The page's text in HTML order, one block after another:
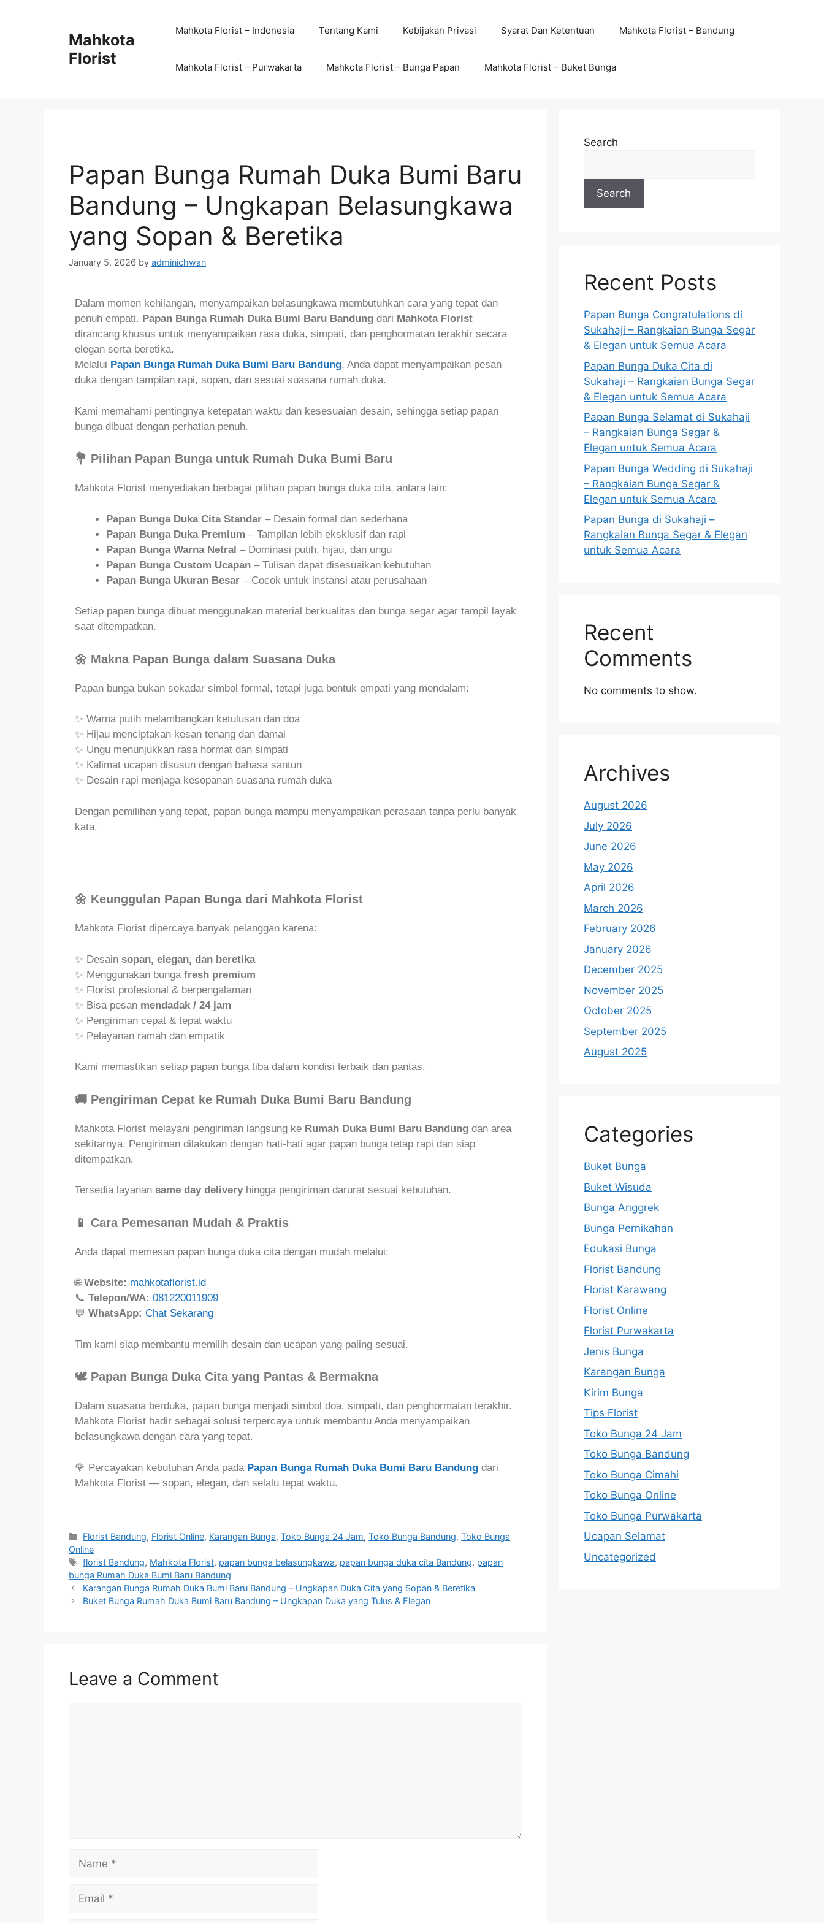
Mahkota
Florist
Mahkota Florist – Indonesia Tentang Kami Kebijakan Privasi Syarat Dan Ketentuan Mahkota Florist – Bandung
Mahkota Florist – Purwakarta Mahkota Florist – Bunga Papan Mahkota Florist – Buket Bunga
Papan Bunga Rumah Duka Bumi Baru
Bandung – Ungkapan Belasungkawa
yang Sopan & Beretika
January 5, 2026 by adminichwan
Dalam momen kehilangan, menyampaikan belasungkawa membutuhkan cara yang tepat dan
penuh empati. Papan Bunga Rumah Duka Bumi Baru Bandung dari Mahkota Florist
dirancang khusus untuk menyampaikan rasa duka, simpati, dan penghormatan terakhir secara
elegan serta beretika.
Melalui Papan Bunga Rumah Duka Bumi Baru Bandung, Anda dapat menyampaikan pesan
duka dengan tampilan rapi, sopan, dan sesuai suasana rumah duka.
Kami memahami pentingnya ketepatan waktu dan kesesuaian desain, sehingga setiap papan
bunga dibuat dengan perhatian penuh.
💐 Pilihan Papan Bunga untuk Rumah Duka Bumi Baru
Mahkota Florist menyediakan berbagai pilihan papan bunga duka cita, antara lain:
Papan Bunga Duka Cita Standar – Desain formal dan sederhana
Papan Bunga Duka Premium – Tampilan lebih eksklusif dan rapi
Papan Bunga Warna Netral – Dominasi putih, hijau, dan ungu
Papan Bunga Custom Ucapan – Tulisan dapat disesuaikan kebutuhan
Papan Bunga Ukuran Besar – Cocok untuk instansi atau perusahaan
Setiap papan bunga dibuat menggunakan material berkualitas dan bunga segar agar tampil layak
saat ditempatkan.
🌼 Makna Papan Bunga dalam Suasana Duka
Papan bunga bukan sekadar simbol formal, tetapi juga bentuk empati yang mendalam:
✨ Warna putih melambangkan ketulusan dan doa
✨ Hijau menciptakan kesan tenang dan damai
✨ Ungu menunjukkan rasa hormat dan simpati
✨ Kalimat ucapan disusun dengan bahasa santun
✨ Desain rapi menjaga kesopanan suasana rumah duka
Dengan pemilihan yang tepat, papan bunga mampu menyampaikan perasaan tanpa perlu banyak
kata.
🌼 Keunggulan Papan Bunga dari Mahkota Florist
Mahkota Florist dipercaya banyak pelanggan karena:
✨ Desain sopan, elegan, dan beretika
✨ Menggunakan bunga fresh premium
✨ Florist profesional & berpengalaman
✨ Bisa pesan mendadak / 24 jam
✨ Pengiriman cepat & tepat waktu
✨ Pelayanan ramah dan empatik
Kami memastikan setiap papan bunga tiba dalam kondisi terbaik dan pantas.
🚚 Pengiriman Cepat ke Rumah Duka Bumi Baru Bandung
Mahkota Florist melayani pengiriman langsung ke Rumah Duka Bumi Baru Bandung dan area
sekitarnya. Pengiriman dilakukan dengan hati-hati agar papan bunga tetap rapi dan siap
ditempatkan.
Tersedia layanan same day delivery hingga pengiriman darurat sesuai kebutuhan.
📱 Cara Pemesanan Mudah & Praktis
Anda dapat memesan papan bunga duka cita dengan mudah melalui:
🌐Website: mahkotaflorist.id
📞 Telepon/WA: 081220011909
💬 WhatsApp: Chat Sekarang
Tim kami siap membantu memilih desain dan ucapan yang paling sesuai.
🕊️ Papan Bunga Duka Cita yang Pantas & Bermakna
Dalam suasana berduka, papan bunga menjadi simbol doa, simpati, dan penghormatan terakhir.
Mahkota Florist hadir sebagai solusi terpercaya untuk membantu Anda menyampaikan
belasungkawa dengan cara yang tepat.
🌹 Percayakan kebutuhan Anda pada Papan Bunga Rumah Duka Bumi Baru Bandung dari
Mahkota Florist — sopan, elegan, dan selalu tepat waktu.
Florist Bandung, Florist Online, Karangan Bunga,Toko Bunga 24 Jam,Toko Bunga Bandung,Toko Bunga
Online
florist Bandung, Mahkota Florist, papan bunga belasungkawa, papan bunga duka cita Bandung, papan
bunga Rumah Duka Bumi Baru Bandung
Karangan Bunga Rumah Duka Bumi Baru Bandung – Ungkapan Duka Cita yang Sopan & Beretika
Buket Bunga Rumah Duka Bumi Baru Bandung – Ungkapan Duka yang Tulus & Elegan
Leave a Comment
Search
Search
Recent Posts
Papan Bunga Congratulations di
Sukahaji – Rangkaian Bunga Segar
& Elegan untuk Semua Acara
Papan Bunga Duka Cita di
Sukahaji – Rangkaian Bunga Segar
& Elegan untuk Semua Acara
Papan Bunga Selamat di Sukahaji
– Rangkaian Bunga Segar &
Elegan untuk Semua Acara
Papan Bunga Wedding di Sukahaji
– Rangkaian Bunga Segar &
Elegan untuk Semua Acara
Papan Bunga di Sukahaji –
Rangkaian Bunga Segar & Elegan
untuk Semua Acara
Recent
Comments
No comments to show.
Archives
August 2026
July 2026
June 2026
May 2026
April 2026
March 2026
February 2026
January 2026
December 2025
November 2025
October 2025
September 2025
August 2025
Categories
Buket Bunga
Buket Wisuda
Bunga Anggrek
Bunga Pernikahan
Edukasi Bunga
Florist Bandung
Florist Karawang
Florist Online
Florist Purwakarta
Jenis Bunga
Karangan Bunga
Kirim Bunga
Tips Florist
Toko Bunga 24 Jam
Toko Bunga Bandung
Toko Bunga Cimahi
Toko Bunga Online
Toko Bunga Purwakarta
Ucapan Selamat
Uncategorized